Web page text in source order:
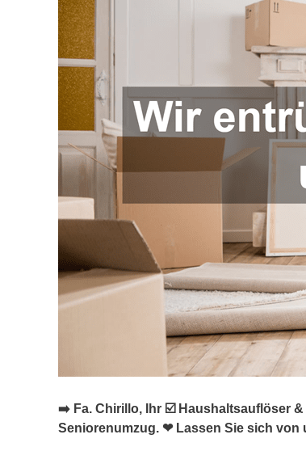
➡️ Fa. Chirillo, Ihr ☑️ Haushaltsauflöser
Seniorenumzug. ❤ Lassen Sie sich